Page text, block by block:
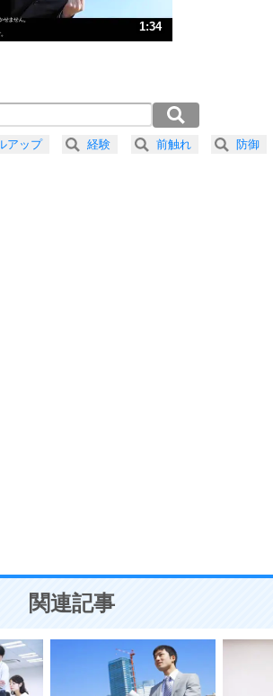
ストレス対策
人生、なんとかなるもの。
気楽に生きる30の方法
器の大きい人は、怒りを優しさで表現する。
ことが大切。
1:34
47秒）
37秒）
31秒）
アップ 経験 前触れ 防御
関連記事